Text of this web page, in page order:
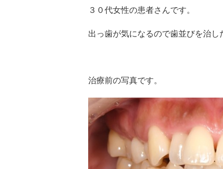
３０代女性の患者さんです。
出っ歯が気になるので歯並びを治し
治療前の写真です。